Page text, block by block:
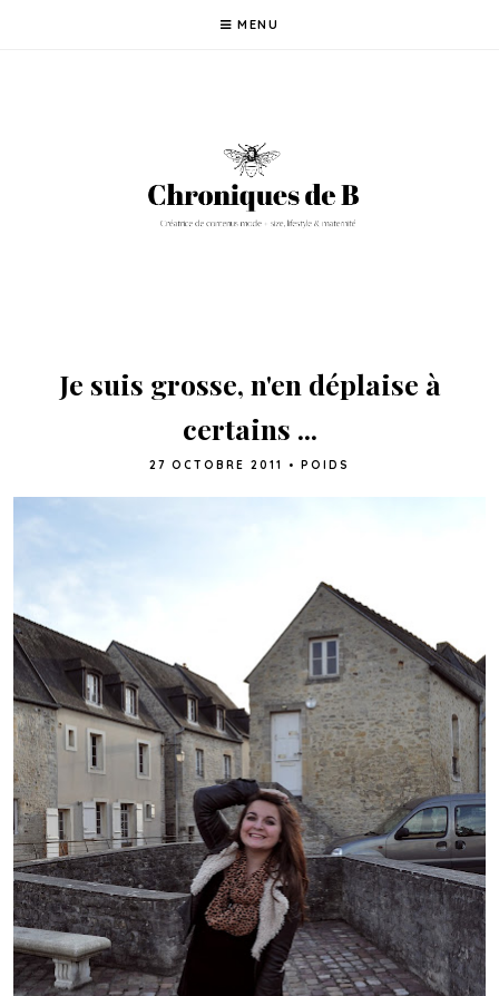
MENU
Je suis grosse, n'en déplaise à
certains ...
27 OCTOBRE 2011 • POIDS